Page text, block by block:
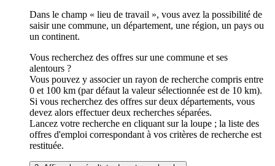
Dans le champ « lieu de travail », vous avez la possibilité de
saisir une commune, un département, une région, un pays ou
un continent.
Vous recherchez des offres sur une commune et ses
alentours ?
Vous pouvez y associer un rayon de recherche compris entre
0 et 100 km (par défaut la valeur sélectionnée est de 10 km).
Si vous recherchez des offres sur deux départements, vous
devez alors effectuer deux recherches séparées.
Lancez votre recherche en cliquant sur la loupe ; la liste des
offres d'emploi correspondant à vos critères de recherche est
restituée.